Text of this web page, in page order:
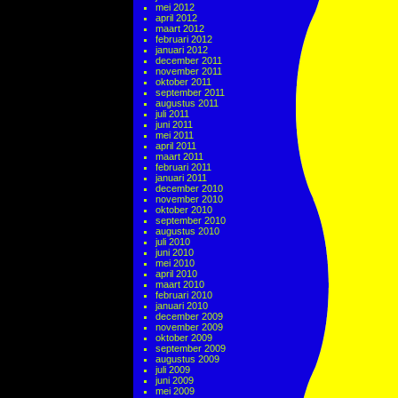
mei 2012
april 2012
maart 2012
februari 2012
januari 2012
december 2011
november 2011
oktober 2011
september 2011
augustus 2011
juli 2011
juni 2011
mei 2011
april 2011
maart 2011
februari 2011
januari 2011
december 2010
november 2010
oktober 2010
september 2010
augustus 2010
juli 2010
juni 2010
mei 2010
april 2010
maart 2010
februari 2010
januari 2010
december 2009
november 2009
oktober 2009
september 2009
augustus 2009
juli 2009
juni 2009
mei 2009